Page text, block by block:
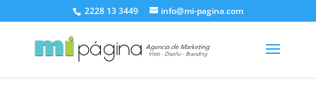
2228 13 3449 info@mi-pagina.com